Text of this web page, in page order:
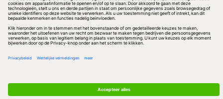
Redactionele partner
Algemene Voorwaarden & Copyrights